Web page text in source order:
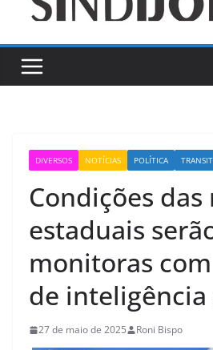
DIVERSOS NOTÍCIAS POLÍTICA
Condições
estaduais
monitoras
de
27 de maio de 2025 Roni Bispo